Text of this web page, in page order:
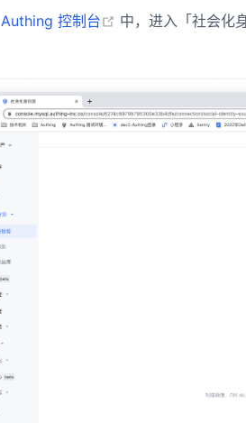
Authing 控制台 (opens new
中，进入「社会化